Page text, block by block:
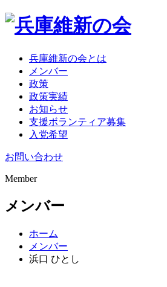
兵庫維新の会とは
メンバー
政策
政策実績
お知らせ
支援ボランティア募集
入党希望
お問い合わせ
Member
メンバー
ホーム
メンバー
浜口 ひとし